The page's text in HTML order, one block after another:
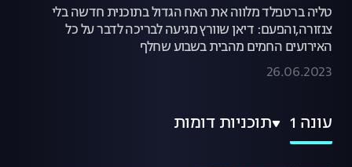
טליה ברטפלד מלווה את האח הגדול בתוכנית חדשה בלי
צנזורה,והפעם: דיאן שוורץ מגיעה לבריכה לדבר על כל
האירועים החמים מהבית בשבוע שחלף
26.06.2023
עונה 1 תוכניות דומות